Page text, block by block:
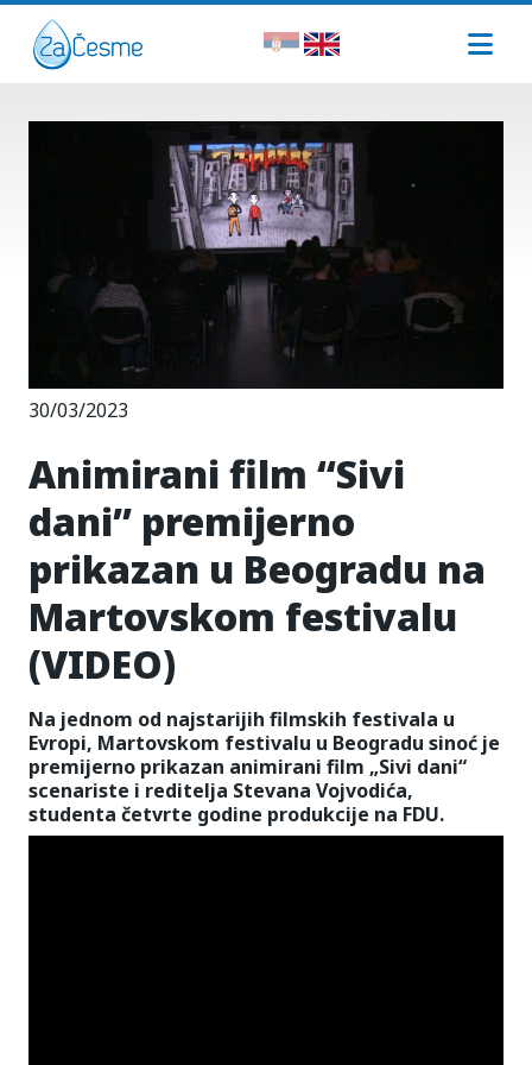
30/03/2023
Animirani film “Sivi
dani” premijerno
prikazan u Beogradu na
Martovskom festivalu
(VIDEO)
Na jednom od najstarijih filmskih festivala u
Evropi, Martovskom festivalu u Beogradu sinoć je
premijerno prikazan animirani film „Sivi dani“
scenariste i reditelja Stevana Vojvodića,
studenta četvrte godine produkcije na FDU.